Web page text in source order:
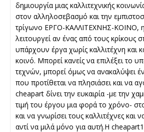
δημιουργία μιας καλλιτεχνικής
στον αλληλοσεβασμό και την
τρίγωνο ΕΡΓΟ-ΚΑΛΛΙΤΕΧΝΗΣ-ΚΟΙΝΟ,
λειτουργεί αν ένας από τους κρίκους
υπάρχουν έργα χωρίς καλλιτέχνη και
κοινό. Μπορεί κανείς να επιλέξει το
τεχνών, μπορεί όμως να ανακαλύψει
που προτίθεται να πλησιάσει και να
cheapart δίνει την ευκαιρία -με την
τιμή του έργου μια φορά το χρόνο-
και να γνωρίσει τους καλλιτέχνες και
αντί να μιλά μόνο για αυτή.Η